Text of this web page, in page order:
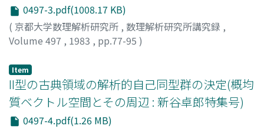
0497-3.pdf(1008.17 KB)
( 京都大学数理解析研究所 , 数理解析研究所講究録 ,
Volume 497 , 1983 , pp.77-95 )
シンタニ, タクロウ
Item
II型の古典領域の解析的自己同型群の決定(概均
質ベクトル空間とその周辺 : 新谷卓郎特集号)
0497-4.pdf(1.26 MB)